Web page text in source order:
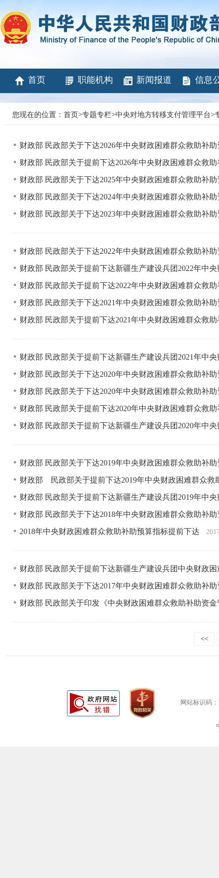
首页 职能机构 新闻报道 信息
您现在的位置： 首页>专题专栏>中央对地方转移支付管理平台>
财政部 民政部关于下达2026年中央财政困难群众救助补
财政部 民政部关于提前下达2026年中央财政困难群众救
财政部 民政部关于下达2025年中央财政困难群众救助补
财政部 民政部关于下达2024年中央财政困难群众救助补
财政部 民政部关于下达2023年中央财政困难群众救助补
财政部 民政部关于下达2022年中央财政困难群众救助补
财政部 民政部关于提前下达新疆生产建设兵团2022年中
财政部 民政部关于提前下达2022年中央财政困难群众救
财政部 民政部关于下达2021年中央财政困难群众救助补
财政部 民政部关于提前下达2021年中央财政困难群众救
财政部 民政部关于提前下达新疆生产建设兵团2021年中
财政部 民政部关于下达2020年中央财政困难群众救助补
财政部 民政部关于下达2020年中央财政困难群众救助补
财政部 民政部关于提前下达2020年中央财政困难群众救
财政部 民政部关于提前下达新疆生产建设兵团2020年中
财政部 民政部关于下达2019年中央财政困难群众救助补
财政部 民政部关于提前下达2019年中央财政困难群众救
财政部 民政部关于提前下达新疆生产建设兵团2019年中
财政部 民政部关于下达2018年中央财政困难群众救助补
2018年中央财政困难群众救助补助预算指标提前下达
财政部 民政部关于提前下达新疆生产建设兵团中央财政
财政部 民政部关于下达2017年中央财政困难群众救助补
财政部 民政部关于印发《中央财政困难群众救助补助资
<<
网站标识码